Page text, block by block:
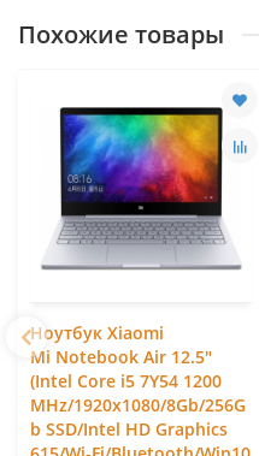
Похожие товары
Ноутбук Xiaomi
Mi Notebook Air 12.5"
(Intel Core i5 7Y54 1200
MHz/1920x1080/8Gb/256G
b SSD/Intel HD Graphics